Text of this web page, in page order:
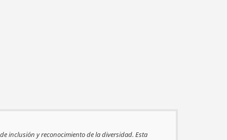
inclusión y reconocimiento de la diversidad. Esta